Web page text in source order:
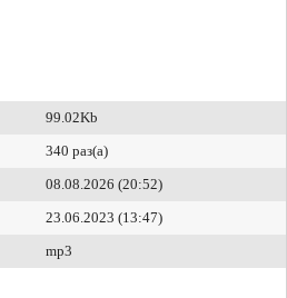
99.02Kb
340 раз(а)
08.08.2026 (20:52)
23.06.2023 (13:47)
mp3